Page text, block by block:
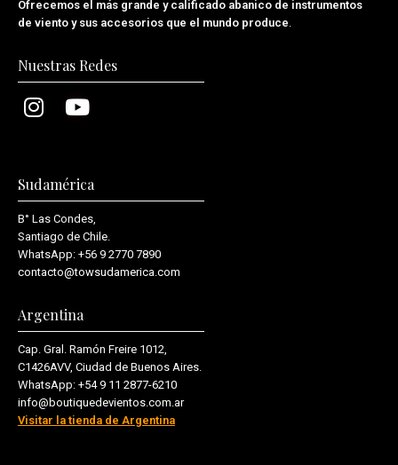
Ofrecemos el más grande y calificado abanico de instrumentos
de viento y sus accesorios que el mundo produce.
Nuestras Redes
Sudamérica
B° Las Condes,
Santiago de Chile.
WhatsApp: +56 9 2770 7890
contacto@towsudamerica.com
Argentina
Cap. Gral. Ramón Freire 1012,
C1426AVV, Ciudad de Buenos Aires.
WhatsApp: +54 9 11 2877-6210
info@boutiquedevientos.com.ar
Visitar la tienda de Argentina